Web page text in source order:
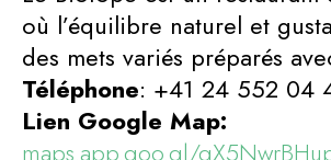
où l’équilibre naturel et
des mets variés préparés
Téléphone: +41 24 552 04
Lien Google Map:
maps.app.goo.gl/